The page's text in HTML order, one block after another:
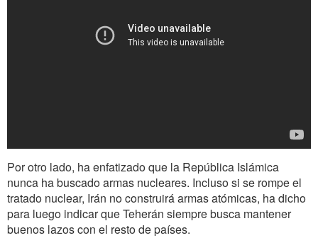
Por otro lado, ha enfatizado que la República Islámica
nunca ha buscado armas nucleares. Incluso si se rompe el
tratado nuclear, Irán no construirá armas atómicas, ha dicho
para luego indicar que Teherán siempre busca mantener
buenos lazos con el resto de países.